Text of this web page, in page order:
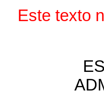
Este texto